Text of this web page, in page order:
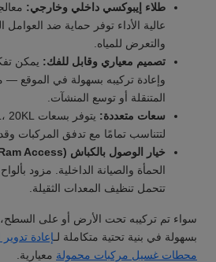
طلاء إيبوكسي داخلي وخارجي:
عالية الأداء توفر حماية ضد العوامل
والتعرض للمياه.
تصميم معياري وقابل للفك: يمكن
وإعادة تركيبه بسهولة في الموقع —
المتنقلة أو توسع المنشآت.
سعات متعددة:
لتتناسب تمامًا مع تدفق المركبات
خيار الوصول بالكباش (Ram Access):
الحمأة والصيانة الداخلية. مزود
تتحمل تنظيف المعدات الثقيلة.
سواء تم تركيبه تحت الأرض أو على
بسهولة في بنية تحتية متكاملة لـإعادة تدوير
محطات غسيل مركبات محمولة معيارية.